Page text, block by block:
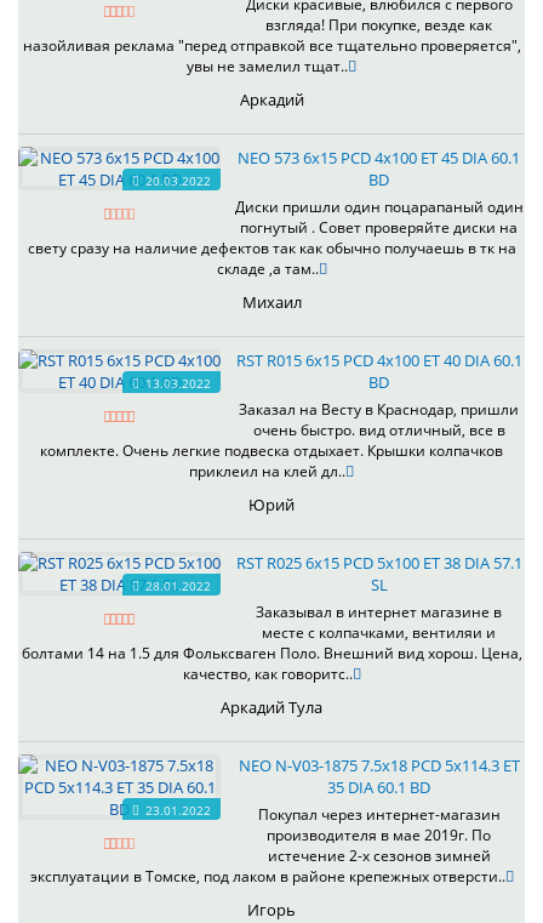
Диски красивые, влюбился с первого
взгляда! При покупке, везде как
назойливая реклама "перед отправкой все тщательно проверяется",
увы не замелил тщат..
Аркадий
20.03.2022
NEO 573 6x15 PCD 4x100 ET 45 DIA 60.1
BD
Диски пришли один поцарапаный один
погнутый . Совет проверяйте диски на
свету сразу на наличие дефектов так как обычно получаешь в тк на
складе ,а там..
Михаил
13.03.2022
RST R015 6x15 PCD 4x100 ET 40 DIA 60.1
BD
Заказал на Весту в Краснодар, пришли
очень быстро. вид отличный, все в
комплекте. Очень легкие подвеска отдыхает. Крышки колпачков
приклеил на клей дл..
Юрий
28.01.2022
RST R025 6x15 PCD 5x100 ET 38 DIA 57.1
SL
Заказывал в интернет магазине в
месте с колпачками, вентиляи и
болтами 14 на 1.5 для Фольксваген Поло. Внешний вид хорош. Цена,
качество, как говоритс..
Аркадий Тула
23.01.2022
NEO N-V03-1875 7.5x18 PCD 5x114.3 ET
35 DIA 60.1 BD
Покупал через интернет-магазин
производителя в мае 2019г. По
истечение 2-х сезонов зимней
эксплуатации в Томске, под лаком в районе крепежных отверсти..
Игорь